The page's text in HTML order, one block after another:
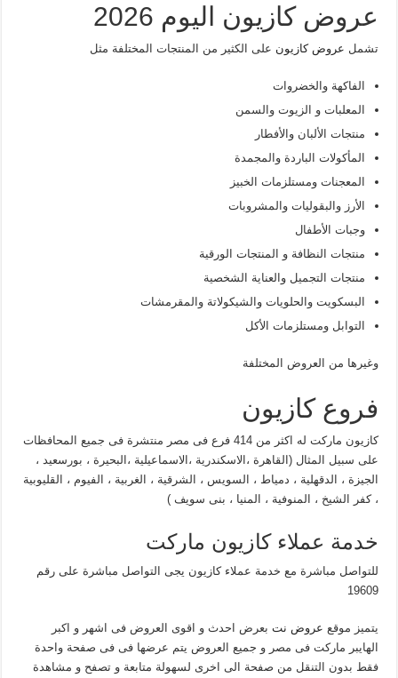
عروض كازيون اليوم 2026
تشمل عروض كازيونعلى الكثير من المنتجات المختلفة مثل
الفاكهة والخضروات
المعلبات و الزيوت والسمن
منتجات الألبان والأفطار
المأكولات الباردة والمجمدة
المعجنات ومستلزمات الخبيز
الأرز والبقوليات والمشروبات
وجبات الأطفال
منتجات النظافة و المنتجات الورقية
منتجات التجميل والعناية الشخصية
البسكويت والحلويات والشيكولاتة والمقرمشات
التوابل ومستلزمات الأكل
وغيرها من العروض المختلفة
فروع كازيون
كازيون ماركت له اكثر من 414 فرع فى مصر منتشرة فى جميع المحافظات
على سبيل المثال (القاهرة ،الاسكندرية ،الاسماعيلية ،البحيرة ، بورسعيد ،
الجيزة ، الدقهلية ، دمياط ، السويس ، الشرقية ، الغربية ، الفيوم ، القليوبية
، كفر الشيخ ، المنوفية ، المنيا ، بنى سويف )
خدمة عملاء كازيون ماركت
للتواصل مباشرة مع خدمة عملاء كازيون يجى التواصل مباشرة على رقم
19609
يتميز موقع عروض نتبعرض احدث و اقوى العروض فى اشهر و اكبر
الهايبر ماركت فى مصر و جميع العروض يتم عرضها فى فى صفحة واحدة
فقط بدون التنقل من صفحة الى اخرى لسهولة متابعة و تصفح و مشاهدة